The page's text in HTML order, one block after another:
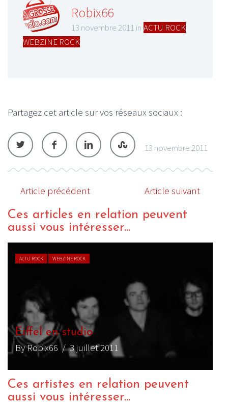
Robix66
13 novembre 2011 in ACTU ROCK
WEBZINE ROCK
Partagez cet article sur vos réseaux sociaux :
13 novembre 2011
Article précédent Article suivant
Ces articles en relation peuvent
aussi vous intéresser...
ACTU ROCK WEBZINE ROCK
Eiffel en studio
By Robix66 / 3 juillet 2011
Ces artistes en relation peuvent
aussi vous intéresser...